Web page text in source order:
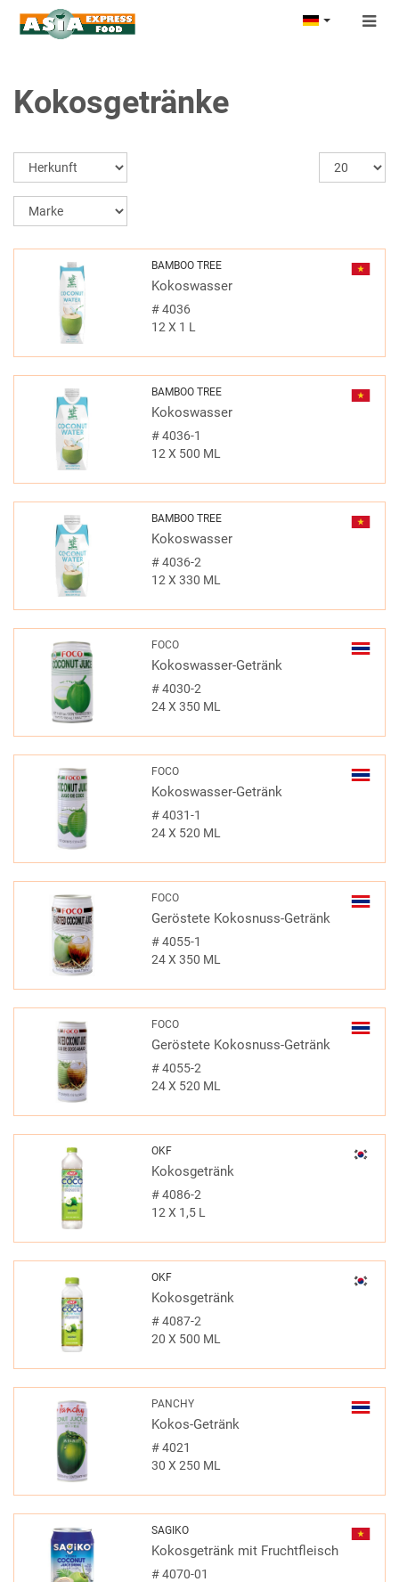
Kokosgetränke
BAMBOO TREE
Kokoswasser
#4036
12 X 1 L
BAMBOO TREE
Kokoswasser
#4036-1
12 X 500 ML
BAMBOO TREE
Kokoswasser
#4036-2
12 X 330 ML
FOCO
Kokoswasser-Getränk
#4030-2
24 X 350 ML
FOCO
Kokoswasser-Getränk
#4031-1
24 X 520 ML
FOCO
Geröstete Kokosnuss-Getränk
#4055-1
24 X 350 ML
FOCO
Geröstete Kokosnuss-Getränk
#4055-2
24 X 520 ML
OKF
Kokosgetränk
#4086-2
12 X 1,5 L
OKF
Kokosgetränk
#4087-2
20 X 500 ML
PANCHY
Kokos-Getränk
#4021
30 X 250 ML
SAGIKO
Kokosgetränk mit Fruchtfleisch
#4070-01